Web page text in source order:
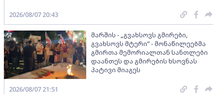
2026/08/07 20:43
მარშის - „გვახსოვს გმირები,
გვახსოვს მტერი” - მონაწილეებმა
გმირთა მემორიალთან სანთლები
დაანთეს და გმირების ხსოვნას
პატივი მიაგეს
2026/08/07 21:51